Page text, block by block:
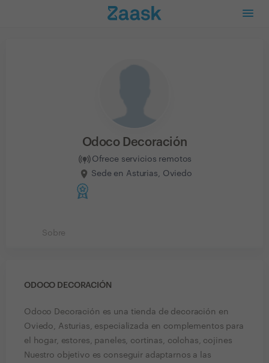
Odoco Decoración
Ofrece servicios remotos
Sede en Asturias, Oviedo
Sobre
ODOCO DECORACIÓN
Odoco Decoración es una tienda de decoración en
Oviedo, Asturias, especializada en complementos para
el hogar, estores, paneles, cortinas, colchas, cojines
Nuestro objetivo es conseguir adaptarnos a las